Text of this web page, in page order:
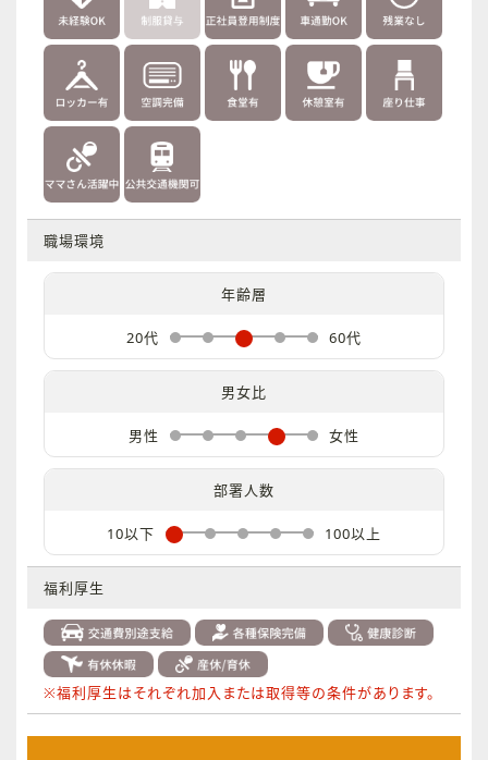
職場環境
年齢層
20代 60代
男女比
男性 女性
部署人数
10以下 100以上
福利厚生
※福利厚生はそれぞれ加入または取得等の条件があります。